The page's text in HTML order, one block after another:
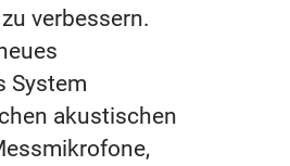
verbessern.
System
akustischen